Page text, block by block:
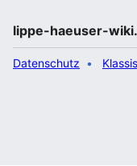
lippe-haeuser-
Datenschutz